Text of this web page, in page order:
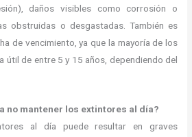
daños visibles como corrosión o
obstruidas o desgastadas. También es
de vencimiento, ya que la mayoría de los
útil de entre 5 y 15 años, dependiendo del
no mantener los extintores al día?
al día puede resultar en graves